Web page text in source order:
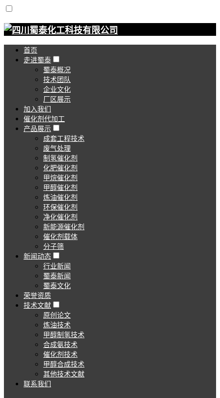
首页
走进蜀泰
蜀泰概况
技术团队
企业文化
厂区展示
加入我们
催化剂代加工
产品展示
成套工程技术
废气处理
制氢催化剂
化肥催化剂
甲烷催化剂
甲醇催化剂
炼油催化剂
环保催化剂
净化催化剂
新能源催化剂
催化剂载体
分子筛
新闻动态
行业新闻
蜀泰新闻
蜀泰文化
荣誉资质
技术文献
原创论文
炼油技术
甲醇制氢技术
合成氨技术
催化剂技术
甲醇合成技术
其他技术文献
联系我们